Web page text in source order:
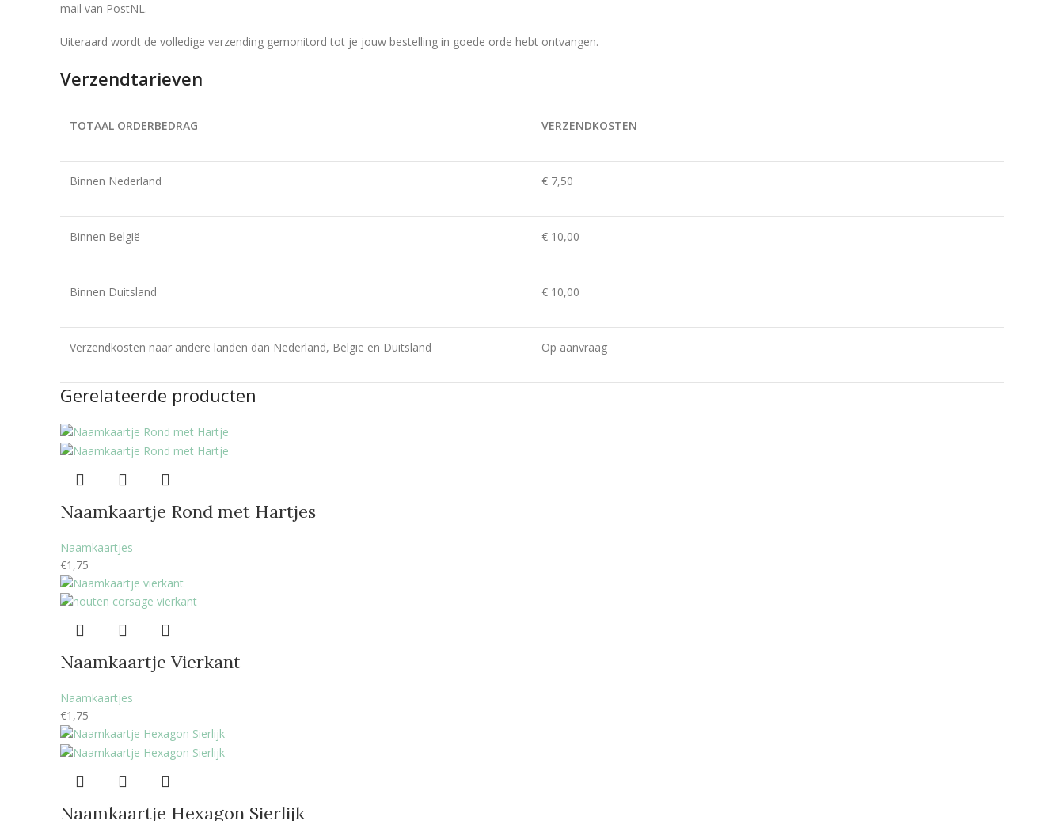
mail van PostNL.
Uiteraard wordt de volledige verzending gemonitord tot je jouw bestelling in goede orde hebt ontvangen.
Verzendtarieven
TOTAAL ORDERBEDRAG VERZENDKOSTEN
Binnen Nederland € 7,50
Binnen België € 10,00
Binnen Duitsland € 10,00
Verzendkosten naar andere landen dan Nederland, België en Duitsland Op aanvraag
Gerelateerde producten
Naamkaartje Rond met Hartjes
Naamkaartjes
€1,75
Naamkaartje Vierkant
Naamkaartjes
€1,75
Naamkaartje Hexagon Sierlijk